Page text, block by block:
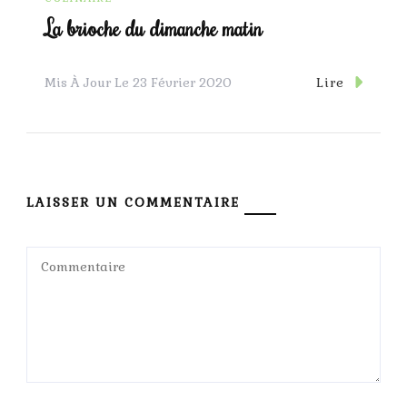
La brioche du dimanche matin
Mis À Jour Le 23 Février 2020 Lire
LAISSER UN COMMENTAIRE